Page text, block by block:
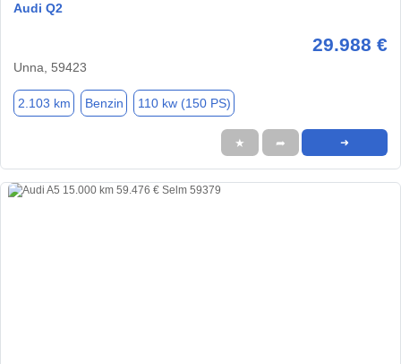
Audi Q2
29.988 €
Unna, 59423
2.103 km Benzin 110 kw (150 PS)
★ ➦ ➜